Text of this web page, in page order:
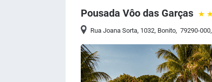
Pousada Vôo das Garças
Rua Joana Sorta, 1032, Bonito, 79290-000,